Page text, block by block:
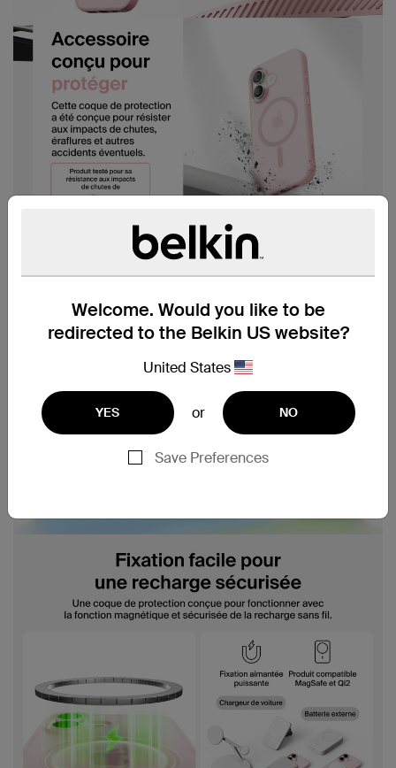
Welcome. Would you like to be
redirected to the Belkin US website?
United States
YES or NO
Save Preferences